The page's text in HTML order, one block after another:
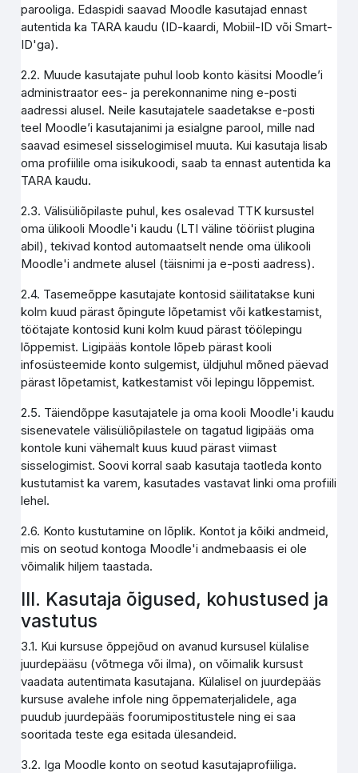
parooliga. Edaspidi saavad Moodle kasutajad ennast
autentida ka TARA kaudu (ID-kaardi, Mobiil-ID või Smart-
ID'ga).
2.2. Muude kasutajate puhul loob konto käsitsi Moodle’i
administraator ees- ja perekonnanime ning e-posti
aadressi alusel. Neile kasutajatele saadetakse e-posti
teel Moodle’i kasutajanimi ja esialgne parool, mille nad
saavad esimesel sisselogimisel muuta. Kui kasutaja lisab
oma profiilile oma isikukoodi, saab ta ennast autentida ka
TARA kaudu.
2.3. Välisüliõpilaste puhul, kes osalevad TTK kursustel
oma ülikooli Moodle'i kaudu (LTI väline tööriist plugina
abil), tekivad kontod automaatselt nende oma ülikooli
Moodle'i andmete alusel (täisnimi ja e-posti aadress).
2.4. Tasemeõppe kasutajate kontosid säilitatakse kuni
kolm kuud pärast õpingute lõpetamist või katkestamist,
töötajate kontosid kuni kolm kuud pärast töölepingu
lõppemist. Ligipääs kontole lõpeb pärast kooli
infosüsteemide konto sulgemist, üldjuhul mõned päevad
pärast lõpetamist, katkestamist või lepingu lõppemist.
2.5. Täiendõppe kasutajatele ja oma kooli Moodle'i kaudu
sisenevatele välisüliõpilastele on tagatud ligipääs oma
kontole kuni vähemalt kuus kuud pärast viimast
sisselogimist. Soovi korral saab kasutaja taotleda konto
kustutamist ka varem, kasutades vastavat linki oma profiili
lehel.
2.6. Konto kustutamine on lõplik. Kontot ja kõiki andmeid,
mis on seotud kontoga Moodle'i andmebaasis ei ole
võimalik hiljem taastada.
III. Kasutaja õigused, kohustused ja
vastutus
3.1. Kui kursuse õppejõud on avanud kursusel külalise
juurdepääsu (võtmega või ilma), on võimalik kursust
vaadata autentimata kasutajana. Külalisel on juurdepääs
kursuse avalehe infole ning õppematerjalidele, aga
puudub juurdepääs foorumipostitustele ning ei saa
sooritada teste ega esitada ülesandeid.
3.2. Iga Moodle konto on seotud kasutajaprofiiliga.